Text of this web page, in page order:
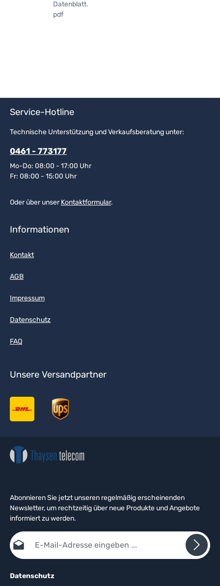
Datenblatt.
pdf
Service-Hotline
Technische Unterstützung und Verkaufsberatung unter:
0461 - 773177
Mo-Do: 08:00 - 17:00 Uhr
Fr: 08:00 - 15:00 Uhr
Oder über unserKontaktformular.
Informationen
Kontakt
AGB
Impressum
Datenschutz
FAQ
Unsere Versandpartner
Abonnieren Sie jetzt unseren regelmäßig erscheinenden
Newsletter, um rechtzeitig über neue Produkte und Angebote
informiert zu werden.
E-Mail-Adresse*
Datenschutz